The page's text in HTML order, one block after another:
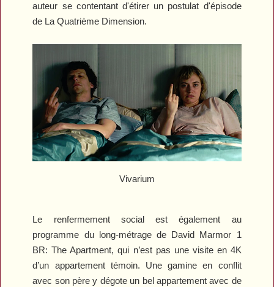
auteur se contentant d'étirer un postulat d'épisode
de La Quatrième Dimension.
Vivarium
Le renfermement social est également au
programme du long-métrage de David Marmor 1
BR: The Apartment, qui n’est pas une visite en 4K
d’un appartement témoin. Une gamine en conflit
avec son père y dégote un bel appartement avec de